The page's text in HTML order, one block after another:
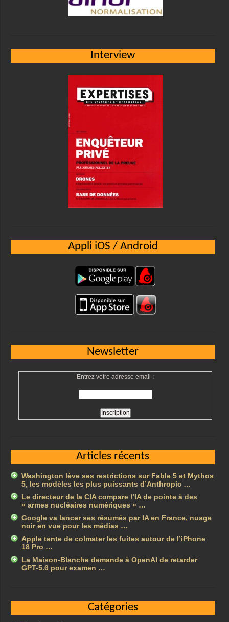
Interview
Appli iOS / Android
Newsletter
Entrez votre adresse email :
Articles récents
Washington lève ses restrictions sur Fable 5 et Mythos
5, les modèles les plus puissants d’Anthropic …
Le directeur de la CIA compare l’IA de pointe à des
« armes nucléaires numériques » …
Google va lancer ses résumés par IA en France, nuage
noir en vue pour les médias …
Apple tente de colmater les fuites autour de l’iPhone
18 Pro …
La Maison-Blanche demande à OpenAI de retarder
GPT-5.6 pour examen …
Catégories